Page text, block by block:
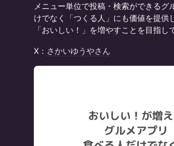
メニュー単位で投稿・検索ができる
けでなく「つくる人」にも価値を提供
「おいしい！」を増やすことを目指し
​​X： さかいゆうやさん